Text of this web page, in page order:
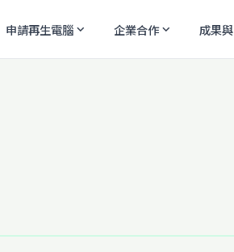
申請再生電腦expand_more 企業合作expand_more 成果